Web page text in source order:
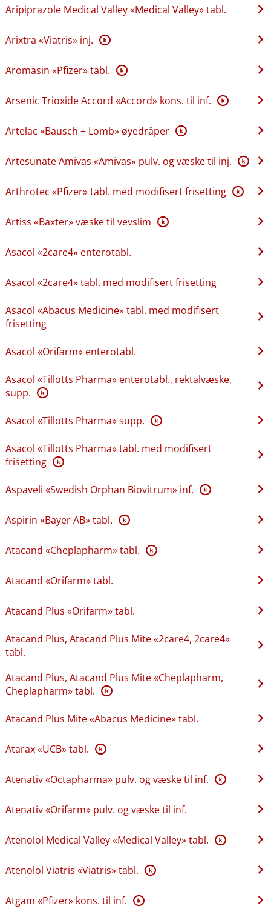
Aripiprazole Medical Valley «Medical Valley» tabl.
Arixtra «Viatris» inj. K
Aromasin «Pfizer» tabl. K
Arsenic Trioxide Accord «Accord» kons. til inf. K
Artelac «Bausch + Lomb» øyedråper K
Artesunate Amivas «Amivas» pulv. og væske til inj. K
Arthrotec «Pfizer» tabl. med modifisert frisetting K
Artiss «Baxter» væske til vevslim K
Asacol «2care4» enterotabl.
Asacol «2care4» tabl. med modifisert frisetting
Asacol «Abacus Medicine» tabl. med modifisert
frisetting
Asacol «Orifarm» enterotabl.
Asacol «Tillotts Pharma» enterotabl., rektalvæske,
supp. K
Asacol «Tillotts Pharma» supp. K
Asacol «Tillotts Pharma» tabl. med modifisert
frisetting K
Aspaveli «Swedish Orphan Biovitrum» inf. K
Aspirin «Bayer AB» tabl. K
Atacand «Cheplapharm» tabl. K
Atacand «Orifarm» tabl.
Atacand Plus «Orifarm» tabl.
Atacand Plus, Atacand Plus Mite «2care4, 2care4»
tabl.
Atacand Plus, Atacand Plus Mite «Cheplapharm,
Cheplapharm» tabl. K
Atacand Plus Mite «Abacus Medicine» tabl.
Atarax «UCB» tabl. K
Atenativ «Octapharma» pulv. og væske til inf. K
Atenativ «Orifarm» pulv. og væske til inf.
Atenolol Medical Valley «Medical Valley» tabl. K
Atenolol Viatris «Viatris» tabl. K
Atgam «Pfizer» kons. til inf. K